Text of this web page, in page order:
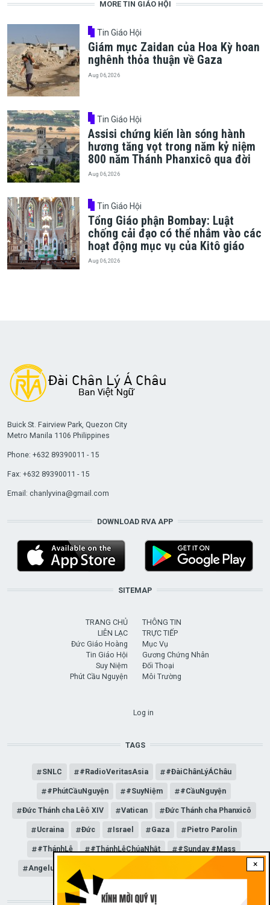
MORE TIN GIÁO HỘI
Tin Giáo Hội
Giám mục Zaidan của Hoa Kỳ hoan
nghênh thỏa thuận về Gaza
Aug 06, 2026
Tin Giáo Hội
Assisi chứng kiến làn sóng hành
hương tăng vọt trong năm kỷ niệm
800 năm Thánh Phanxicô qua đời
Aug 06, 2026
Tin Giáo Hội
Tổng Giáo phận Bombay: Luật
chống cải đạo có thể nhắm vào các
hoạt động mục vụ của Kitô giáo
Aug 06, 2026
×
Buick St. Fairview Park, Quezon City
Metro Manila 1106 Philippines
Phone: +632 89390011 - 15
Fax: +632 89390011 - 15
Email: chanlyvina@gmail.com
DOWNLOAD RVA APP
SITEMAP
TRANG CHỦ
LIÊN LẠC
Đức Giáo Hoàng
Tin Giáo Hội
Suy Niệm
Phút Cầu Nguyện
THÔNG TIN
TRỰC TIẾP
Mục Vụ
Gương Chứng Nhân
Đối Thoại
Môi Trường
Log in
TAGS
SNLC #RadioVeritasAsia #ĐàiChânLýÁChâu
#PhútCầuNguyện #SuyNiệm #CầuNguyện
Đức Thánh cha Lêô XIV Vatican Đức Thánh cha Phanxicô
Ucraina Đức Israel Gaza Pietro Parolin
#ThánhLễ #ThánhLễChúaNhật #Sunday #Mass
Angelus Đức Giáo hoàng Lêô XIV General Audience
STAY CONNECTED WITH US!